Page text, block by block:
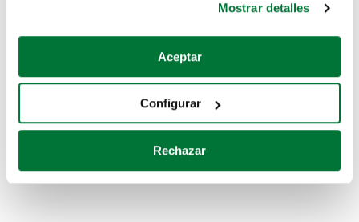
Si lo permite, también quisiéramos:
Recopilar información sobre su ubicación geográfica
Identificar su dispositivo analizándolo activamente
para buscar características específicas (huellas
Obtenga más información sobre cómo se procesan sus
Mostrar detalles
Aceptar
Configurar
Rechazar
Coches de segunda mano
Coches de km0